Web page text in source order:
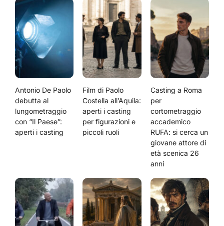
Antonio De Paolo
debutta al
lungometraggio
con “Il Paese”:
aperti i casting
Film di Paolo
Costella all’Aquila:
aperti i casting
per figurazioni e
piccoli ruoli
Casting a Roma
per
cortometraggio
accademico
RUFA: si cerca un
giovane attore di
età scenica 26
anni